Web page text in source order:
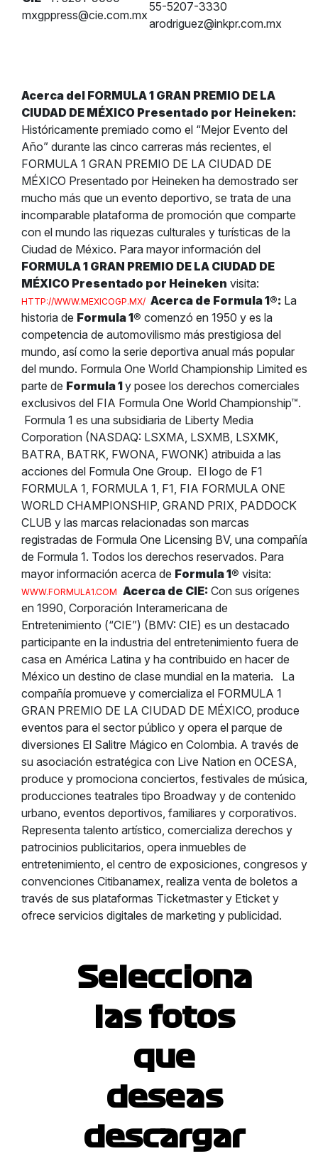
mxgppress@cie.com.mx
55-5207-3330
arodriguez@inkpr.com.mx
Acerca del FORMULA 1 GRAN PREMIO DE LA
CIUDAD DE MÉXICO Presentado por Heineken:
Históricamente premiado como el “Mejor Evento del
Año” durante las cinco carreras más recientes, el
FORMULA 1 GRAN PREMIO DE LA CIUDAD DE
MÉXICO Presentado por Heineken ha demostrado ser
mucho más que un evento deportivo, se trata de una
incomparable plataforma de promoción que comparte
con el mundo las riquezas culturales y turísticas de la
Ciudad de México. Para mayor información del
FORMULA 1 GRAN PREMIO DE LA CIUDAD DE
MÉXICO Presentado por Heineken visita:
HTTP://WWW.MEXICOGP.MX/ Acerca de Formula 1®: La
historia de Formula 1® comenzó en 1950 y es la
competencia de automovilismo más prestigiosa del
mundo, así como la serie deportiva anual más popular
del mundo. Formula One World Championship Limited es
parte de Formula 1y posee los derechos comerciales
exclusivos del FIA Formula One World Championship™.
Formula 1 es una subsidiaria de Liberty Media
Corporation (NASDAQ: LSXMA, LSXMB, LSXMK,
BATRA, BATRK, FWONA, FWONK) atribuida a las
acciones del Formula One Group. El logo de F1
FORMULA 1, FORMULA 1, F1, FIA FORMULA ONE
WORLD CHAMPIONSHIP, GRAND PRIX, PADDOCK
CLUB y las marcas relacionadas son marcas
registradas de Formula One Licensing BV, una compañía
de Formula 1. Todos los derechos reservados. Para
mayor información acerca de Formula 1® visita:
WWW.FORMULA1.COM Acerca de CIE: Con sus orígenes
en 1990, Corporación Interamericana de
Entretenimiento (“CIE”) (BMV: CIE) es un destacado
participante en la industria del entretenimiento fuera de
casa en América Latina y ha contribuido en hacer de
México un destino de clase mundial en la materia.
La
compañía promueve y comercializa el FORMULA 1
GRAN PREMIO DE LA CIUDAD DE MÉXICO, produce
eventos para el sector público y opera el parque de
diversiones El Salitre Mágico en Colombia. A través de
su asociación estratégica con Live Nation en OCESA,
produce y promociona conciertos, festivales de música,
producciones teatrales tipo Broadway y de contenido
urbano, eventos deportivos, familiares y corporativos.
Representa talento artístico, comercializa derechos y
patrocinios publicitarios, opera inmuebles de
entretenimiento, el centro de exposiciones, congresos y
convenciones Citibanamex, realiza venta de boletos a
través de sus plataformas Ticketmaster y Eticket y
ofrece servicios digitales de marketing y publicidad.
Selecciona
las fotos
que
deseas
descargar